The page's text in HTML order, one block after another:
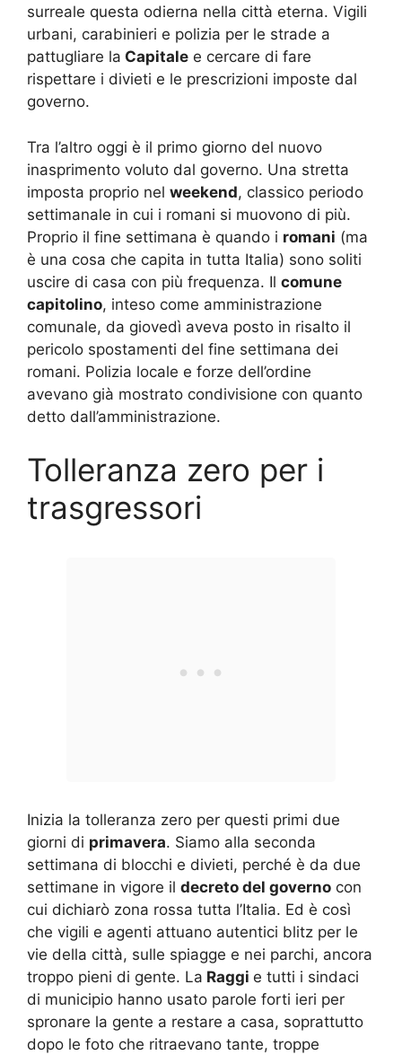
surreale questa odierna nella città eterna. Vigili
urbani, carabinieri e polizia per le strade a
pattugliare la Capitale e cercare di fare
rispettare i divieti e le prescrizioni imposte dal
governo.
Tra l’altro oggi è il primo giorno del nuovo
inasprimento voluto dal governo. Una stretta
imposta proprio nel weekend, classico periodo
settimanale in cui i romani si muovono di più.
Proprio il fine settimana è quando i romani (ma
è una cosa che capita in tutta Italia) sono soliti
uscire di casa con più frequenza. Il comune
capitolino, inteso come amministrazione
comunale, da giovedì aveva posto in risalto il
pericolo spostamenti del fine settimana dei
romani. Polizia locale e forze dell’ordine
avevano già mostrato condivisione con quanto
detto dall’amministrazione.
Tolleranza zero per i
trasgressori
Inizia la tolleranza zero per questi primi due
giorni di primavera. Siamo alla seconda
settimana di blocchi e divieti, perché è da due
settimane in vigore il decreto del governo con
cui dichiarò zona rossa tutta l’Italia. Ed è così
che vigili e agenti attuano autentici blitz per le
vie della città, sulle spiagge e nei parchi, ancora
troppo pieni di gente. La Raggi e tutti i sindaci
di municipio hanno usato parole forti ieri per
spronare la gente a restare a casa, soprattutto
dopo le foto che ritraevano tante, troppe